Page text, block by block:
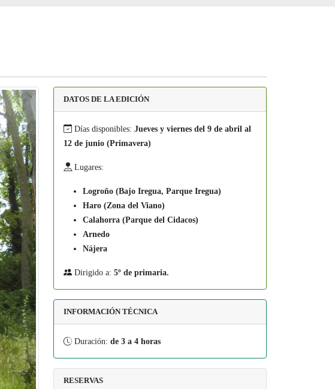
DATOS DE LA EDICIÓN
Días disponibles: Jueves y viernes del 9 de abril al
12 de junio (Primavera)
Lugares:
Logroño (Bajo Iregua, Parque Iregua)
Haro (Zona del Viano)
Calahorra (Parque del Cidacos)
Arnedo
Nájera
Dirigido a: 5º de primaria.
INFORMACIÓN TÉCNICA
Duración: de 3 a 4 horas
RESERVAS